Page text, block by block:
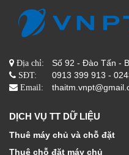
Địa chỉ: Số 92 - Đào Tấn -
SĐT: 0913 399 913 -
Email:
DỊCH VỤ TT DỮ LIỆU
Thuê máy chủ và chỗ đặt
Thuê chỗ đặt máy chủ